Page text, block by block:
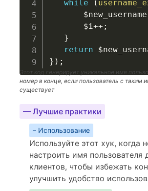
while (
$new_username
$i++ ;
}
return
} ) ;
Этот код генерирует уникальное имя
номер в конце, если пользователь с таким
существует
— Лучшие практики
– Использование
Используйте этот хук, когда
настроить имя пользователя
клиентов, чтобы избежать
улучшить удобство